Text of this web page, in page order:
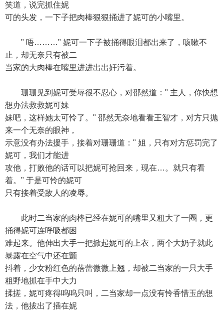
笑道，说完抓住妮
可的头发，一下子把肉棒狠狠捅进了妮可的小嘴里。
" 唔………" 妮可一下子被捅得眼泪都出来了，咳嗽不
止，却无奈只有被二
当家的大肉棒在嘴里进进出出奸污着。
珊珊见到妮可受辱很不忍心，对邵然道：" 主人，你快想
想办法救救妮可妹
妹吧，这样她太可怜了。" 邵然无奈地看看王智才，对方只抛
来一个无奈的眼神，
示意没有办法援手，接着对珊珊道：" 姐，只有对方惩罚完了
妮可，我们才能进
攻他，打败他的话可以把妮可抢回来，现在…。就只有看
着。" 于是可怜的妮可
只有接着受敌人的凌辱。
此时二当家的肉棒已经在妮可的嘴里又粗大了一圈，更
捅得妮可连呼吸都困
难起来。他伸出大手一把掀起妮可的上衣，两个大奶子就此
暴露在空气中还在颤
抖着，少女粉红色的蓓蕾微微上翘，却被二当家的一只大手
粗野地抓在手中大力
揉搓，妮可疼得呜呜只叫，二当家却一点没有怜香惜玉的想
法，他拔出了插在妮